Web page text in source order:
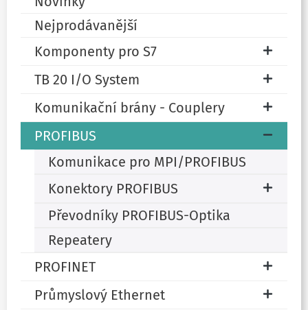
Nejprodávanější
Komponenty pro S7
TB 20 I/O System
Komunikační brány - Couplery
PROFIBUS
Komunikace pro MPI/PROFIBUS
Konektory PROFIBUS
Převodníky PROFIBUS-Optika
Repeatery
PROFINET
Průmyslový Ethernet